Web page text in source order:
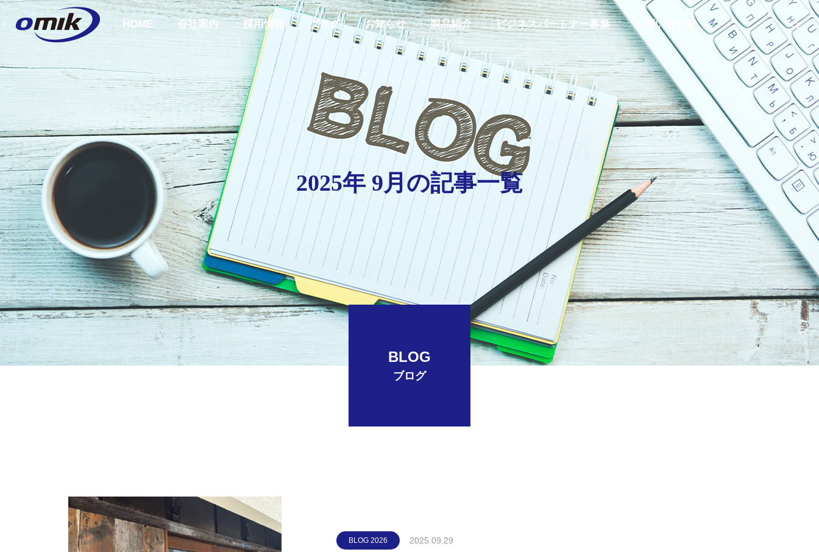
HOME 会社案内 採用情報 ブログ お知らせ 製品紹介 ビジネスパートナー募集 お問い合わせ
会社案内
会社概要
ABOUT US
代表あいさつ
GREETING
事業内容
BUSINESS
企業理念
PHILOSOPHY
私たちの取り組み
INITIATIVES
沿革
OUTLINE
会社イベント
EVENT
アクセス
2025年 9月の記事一覧
BLOG
ブログ
BLOG 2026 2025.09.29